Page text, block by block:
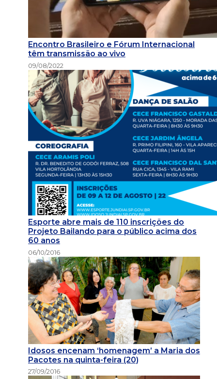
Encontro Brasileiro e Fórum Internacional
têm transmissão ao vivo
09/08/2022
Esporte abre mais de 110 inscrições do
Projeto Bailando para o público acima dos
60 anos
06/10/2016
Idosos encenam ‘homenagem’ a Maria dos
Pacotes na quinta-feira (20)
27/09/2016